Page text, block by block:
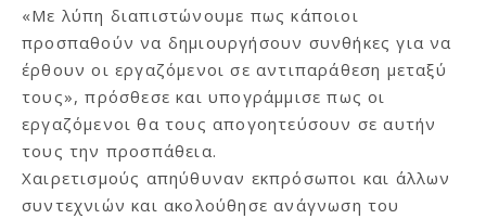
«Με λύπη διαπιστώνουμε πως κάποιοι
προσπαθούν να δημιουργήσουν συνθήκες για να
έρθουν οι εργαζόμενοι σε αντιπαράθεση μεταξύ
τους», πρόσθεσε και υπογράμμισε πως οι
εργαζόμενοι θα τους απογοητεύσουν σε αυτήν
τους την προσπάθεια.
Χαιρετισμούς απηύθυναν εκπρόσωποι και άλλων
συντεχνιών και ακολούθησε ανάγνωση του